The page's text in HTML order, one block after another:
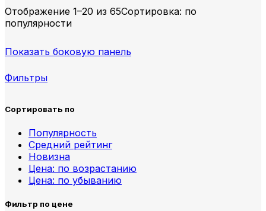
Отображение 1–20 из 65Сортировка: по
популярности
Показать боковую панель
Фильтры
Сортировать по
Популярность
Средний рейтинг
Новизна
Цена: по возрастанию
Цена: по убыванию
Фильтр по цене